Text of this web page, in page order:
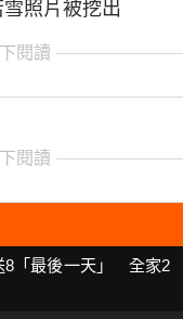
照片被挖出
閱讀
閱讀
8「最後一天」 全家2